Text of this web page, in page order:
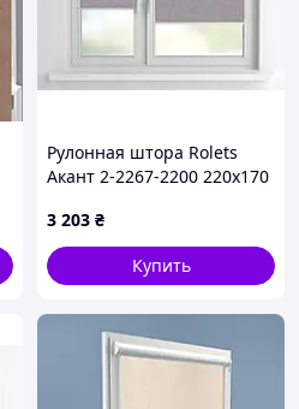
Рулонная штора Rolets
Акант 2-2267-2200 220x170
серая
3 203 ₴
Купить